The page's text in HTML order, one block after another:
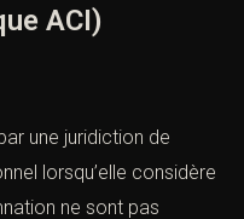
ACI)
une juridiction de
lorsqu’elle
condamnation ne